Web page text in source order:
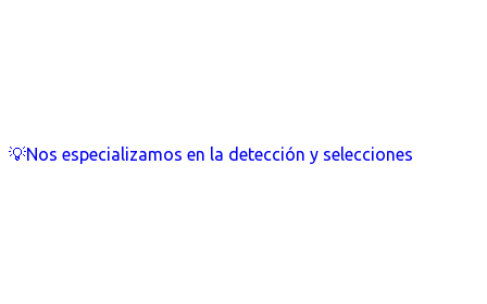
💡Nos especializamos en la detección y selecciones